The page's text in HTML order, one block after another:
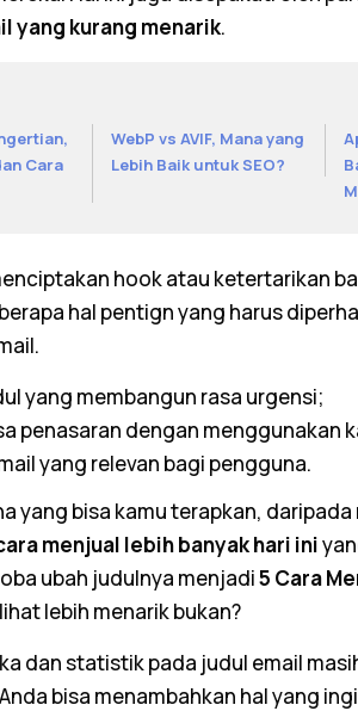
yang kurang menarik.
Cara
WebP vs AVIF, Mana yang
Lebih Baik untuk SEO?
hookatau ketertarikan
hal pentign yang harus
.
yang membangun rasa urgensi;
penasaran dengan menggunakan
yang relevan bagi pengguna.
yang bisa kamu terapkan,
menjual lebih banyak hari ini
ubah judulnya menjadi5 Cara
lebih menarik bukan?
dan statistik pada judul email
bisa menambahkan hal yang